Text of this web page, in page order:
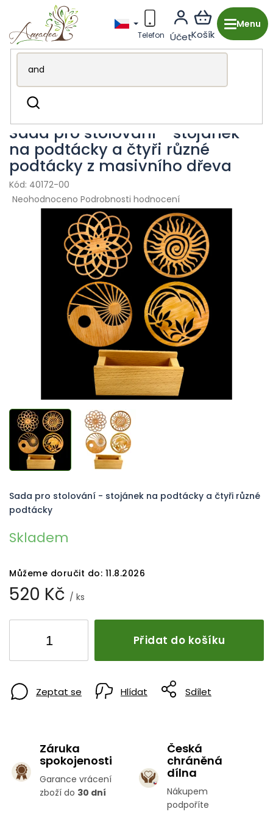
obsah
Hledat
Dřevěná výroba z Česka
Podtácky a prostírání
Sada pro stolování - stojánek
na podtácky a čtyři různé
podtácky z masivního dřeva
40172-00
Průměrné
hodnocení
Neohodnoceno Podrobnosti hodnocení
520 Kč / ks
Skladem
Můžeme doručit do: 11.8.2026
Přidat do košíku
Sada pro stolování - stojánek na podtácky a čtyři různé
podtácky
Zeptat se Hlídat Sdílet
Záruka
spokojenosti
Garance vrácení
zboží do 30 dní
Česká
chráněná
dílna
Nákupem
podpoříte